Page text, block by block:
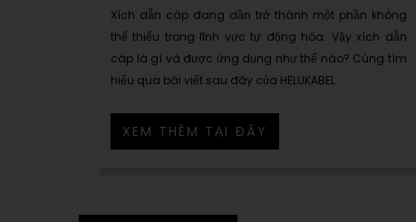
Xích dẫn cáp đang dần trở thành một phần không
thể thiếu trong lĩnh vực tự động hóa. Vậy xích dẫn
cáp là gì và được ứng dụng như thế nào? Cùng tìm
hiểu qua bài viết sau đây của HELUKABEL.
XEM THÊM TẠI ĐÂY